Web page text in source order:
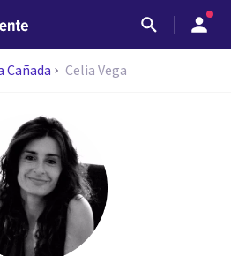
Cañada Celia Vega